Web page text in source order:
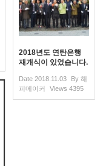
2018년도 연탄은행
재개식이 있었습니다.
Date 2018.11.03 By 해
피메이커
Views 4395